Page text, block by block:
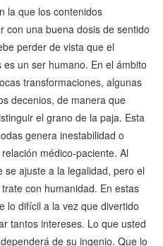
la que los contenidos
con una buena dosis de sentido
perder de vista que el
un ser humano. En el ámbito
transformaciones, algunas
decenios, de manera que
el grano de la paja. Esta
genera inestabilidad o
médico-paciente. Al
se ajuste a la legalidad, pero el
con humanidad. En estas
difícil a la vez que divertido
tantos intereses. Lo que usted
de su ingenio. Que lo